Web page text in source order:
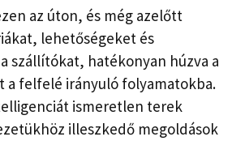
az úton, és még azelőtt
lehetőségeket és
szállítókat, hatékonyan húzva a
a felfelé irányuló folyamatokba.
ismeretlen terek
illeszkedő megoldások